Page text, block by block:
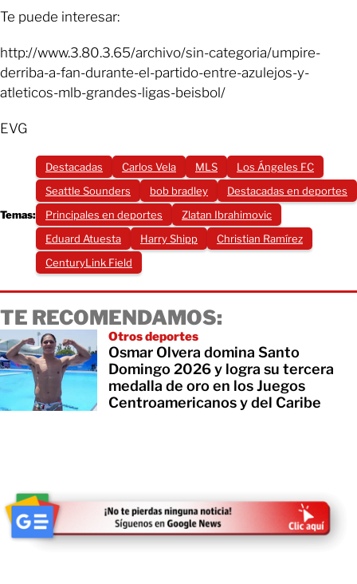
Te puede interesar:
http://www.3.80.3.65/archivo/sin-categoria/umpire-
derriba-a-fan-durante-el-partido-entre-azulejos-y-
atleticos-mlb-grandes-ligas-beisbol/
EVG
Temas:
Destacadas Carlos Vela MLS
Los Ángeles FC
Seattle Sounders
bob bradley
Destacadas en deportes
Principales en deportes
Zlatan Ibrahimovic
Eduard Atuesta
Harry Shipp
Christian Ramírez
CenturyLink Field
TE RECOMENDAMOS:
Otros deportes
Osmar Olvera domina Santo
Domingo 2026 y logra su tercera
medalla de oro en los Juegos
Centroamericanos y del Caribe